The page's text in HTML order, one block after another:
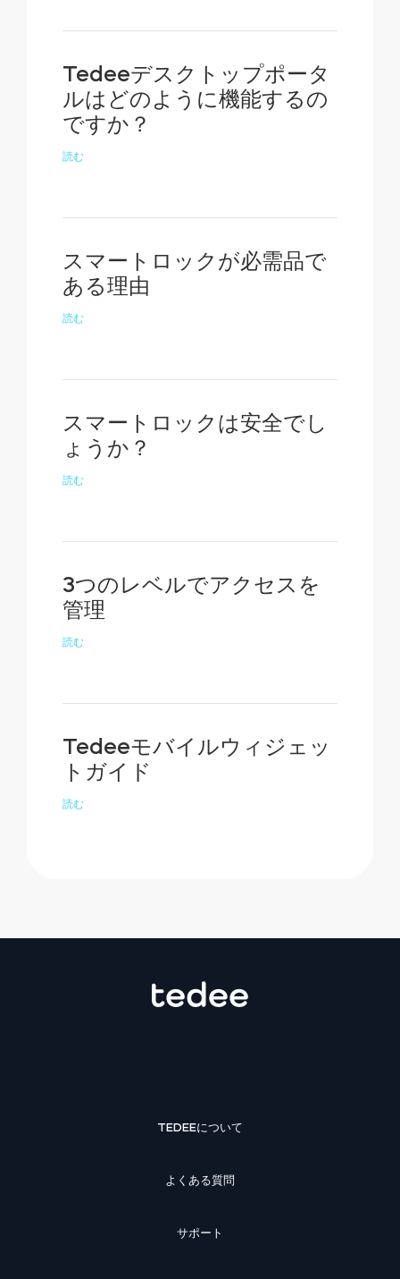
Tedeeデスクトップポータ
ルはどのように機能するの
ですか？
読む
スマートロックが必需品で
ある理由
読む
スマートロックは安全でし
ょうか？
読む
3つのレベルでアクセスを
管理
読む
Tedeeモバイルウィジェッ
トガイド
読む
TEDEEについて
よくある質問
サポート